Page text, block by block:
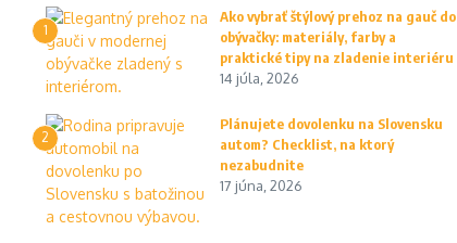
1
Ako vybrať štýlový prehoz na gauč do
obývačky: materiály, farby a
praktické tipy na zladenie interiéru
14 júla, 2026
2
Plánujete dovolenku na Slovensku
autom? Checklist, na ktorý
nezabudnite
17 júna, 2026